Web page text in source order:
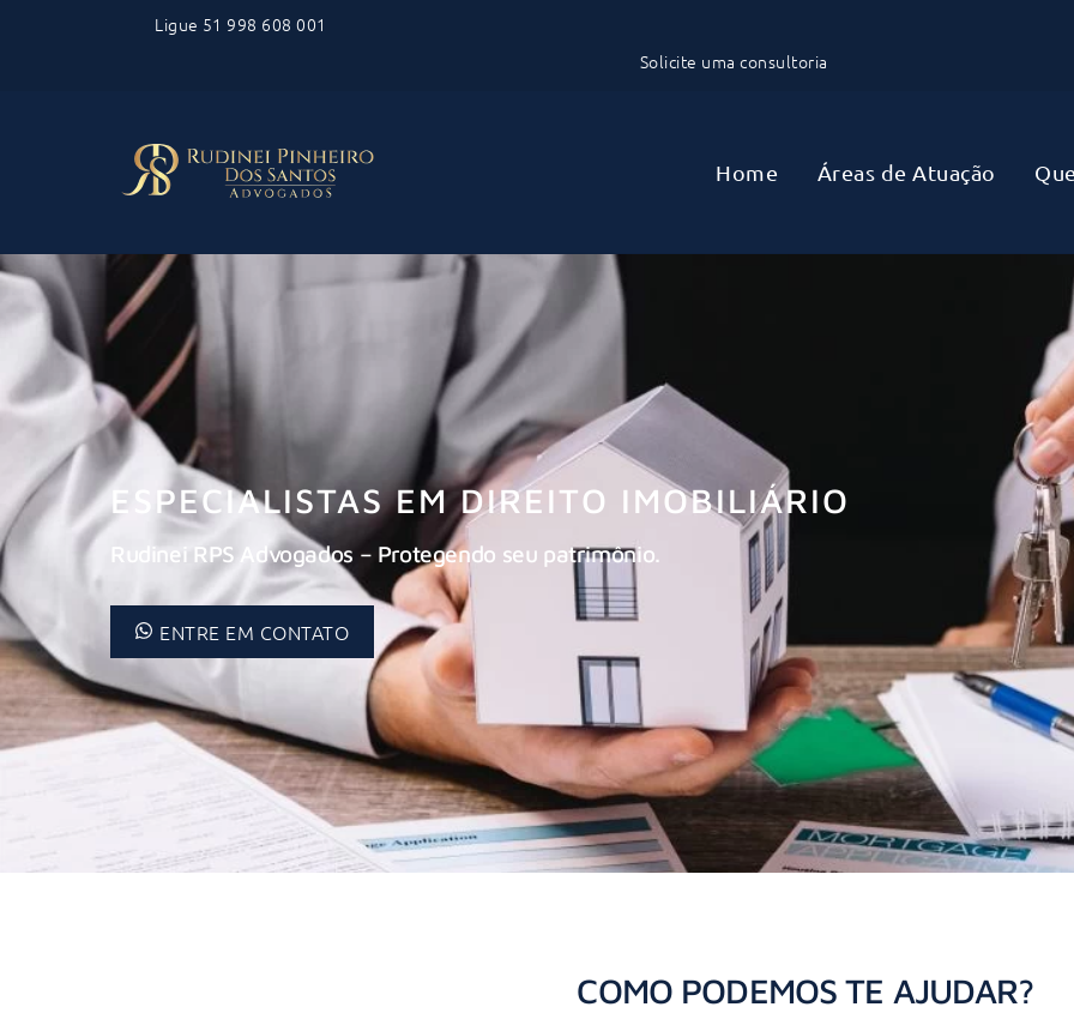
Ligue 51 998 608 001
Solicite uma consultoria
Home Áreas de Atuação
ESPECIALISTAS EM DIREITO IMOBILIÁRIO
Rudinei RPS Advogados – Protegendo seu patrimônio.
ENTRE EM CONTATO
COMO PODEMOS TE AJUDAR?
To